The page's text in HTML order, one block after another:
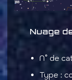
Nuage
N° de
Type :